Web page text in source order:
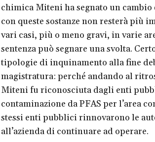
chimica Miteni ha segnato un
con queste sostanze non resterà più
vari casi, più o meno gravi, in varie
sentenza può segnare una svolta.
tipologie di inquinamento alla fine
magistratura: perché andando al
Miteni fu riconosciuta dagli enti
contaminazione da PFAS per l’area
stessi enti pubblici rinnovarono le
all’azienda di continuare ad operare.